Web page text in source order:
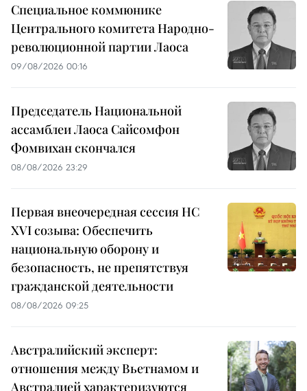
Специальное коммюнике
Центрального комитета Народно-
революционной партии Лаоса
09/08/2026 00:16
Председатель Национальной
ассамблеи Лаоса Сайсомфон
Фомвихан скончался
08/08/2026 23:29
Первая внеочередная сессия НС
XVI созыва: Обеспечить
национальную оборону и
безопасность, не препятствуя
гражданской деятельности
08/08/2026 09:25
Австралийский эксперт:
отношения между Вьетнамом и
Австралией характеризуются